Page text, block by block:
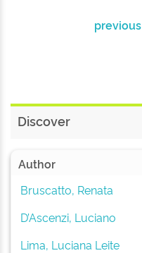
previous
Discover
Author
Bruscatto, Renata
D’Ascenzi, Luciano
Lima, Luciana Leite